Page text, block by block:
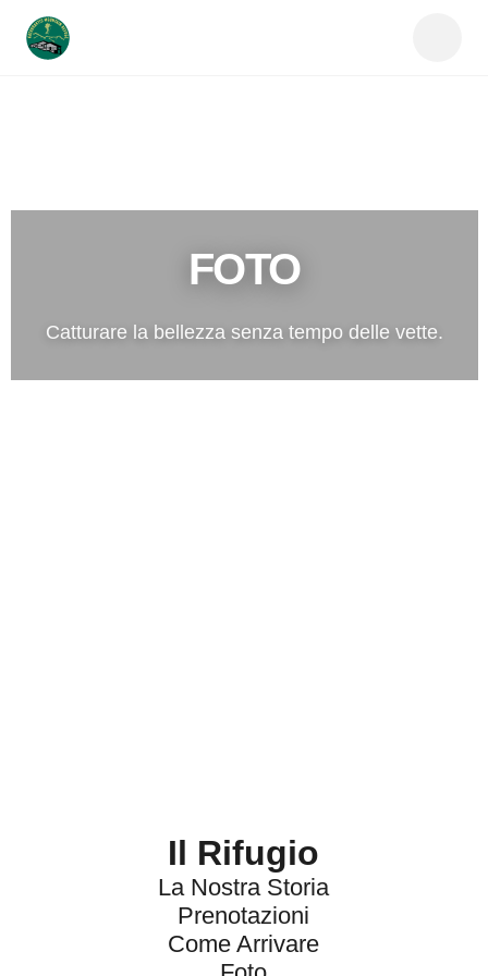
FOTO
Catturare la bellezza senza tempo delle vette.
Visit
the
facebook
page`
Visit
the
instagram
page
Visit
the
youtube
page
Il Rifugio
La Nostra Storia
Prenotazioni
Come Arrivare